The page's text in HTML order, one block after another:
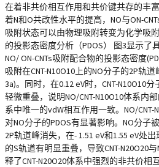
在着非共价相互作用和共价键共存的丰
着N和O共改性水平的提高，NO与ON-
吸附状态可以由物理吸附转变为化学吸
的投影态密度分析（PDOS） 图3显示了
NO/ ON-CNTs吸附配合物的投影态密度
吸附在CNT-N10O10上的NO分子的2P轨
3a)。同时，在0.12 eV时，CNT-N10O10
轻微重叠，说明NO/CNT-N10O10体系内
系中唯一的vdW相互作用一致。NO/CNT-
对NO分子的PDOS有显著影响。NO分子
2P轨道峰消失，在- 1.51 eV和1.55 eV处
的S轨道有明显重叠，导致CNT-N20O20
释了CNT-N20O20体系中强烈的非共价相